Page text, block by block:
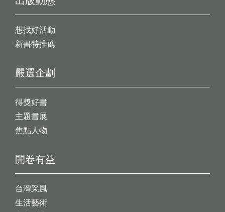
想找好活動
新書特推薦
開卷有益
台灣采風
生活藝術
嚴選企劃
得獎好書
主題書展
焦點人物